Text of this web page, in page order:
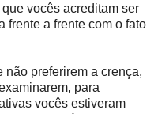
vocês acreditam ser
frente a frente com o fato
não preferirem a crença,
para
vocês estiveram